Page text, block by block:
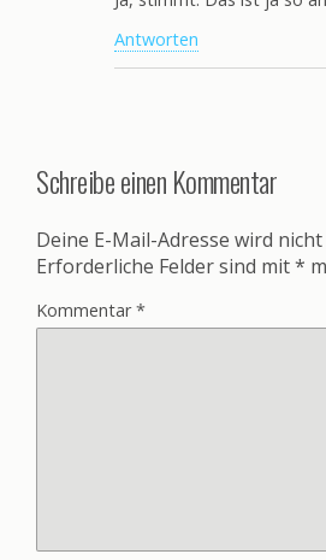
Antworten
Schreibe einen Kommentar
Deine E-Mail-Adresse wird
Erforderliche Felder sind mit*
Kommentar*